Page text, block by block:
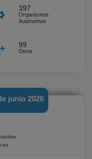
397
Organismos
Autónomos
99
Otros
junio 2026